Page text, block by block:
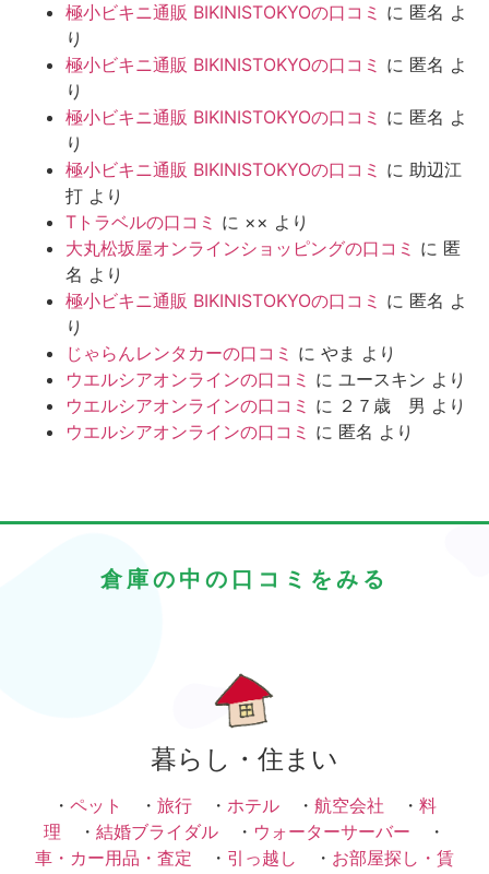
極小ビキニ通販 BIKINISTOKYOの口コミ に 匿名 よ
り
極小ビキニ通販 BIKINISTOKYOの口コミ に 匿名 よ
り
極小ビキニ通販 BIKINISTOKYOの口コミ に 匿名 よ
り
極小ビキニ通販 BIKINISTOKYOの口コミ に 助辺江
打 より
Tトラベルの口コミ に ×× より
大丸松坂屋オンラインショッピングの口コミ に 匿
名 より
極小ビキニ通販 BIKINISTOKYOの口コミ に 匿名 よ
り
じゃらんレンタカーの口コミ に やま より
ウエルシアオンラインの口コミ に ユースキン より
ウエルシアオンラインの口コミ に ２７歳 男 より
ウエルシアオンラインの口コミ に 匿名 より
倉庫の中の口コミをみる
暮らし・住まい
・ ペット ・ 旅行 ・ ホテル ・ 航空会社 ・ 料
理 ・ 結婚ブライダル ・ ウォーターサーバー ・
車・カー用品・査定 ・ 引っ越し ・ お部屋探し・賃